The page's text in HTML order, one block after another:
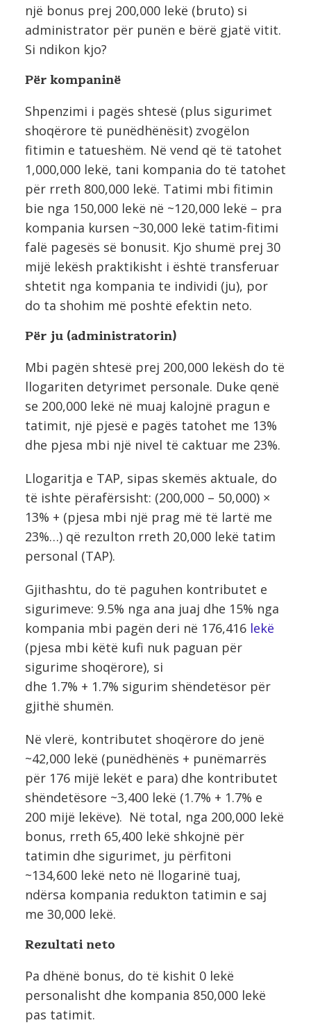
një bonus prej 200,000 lekë (bruto) si
administrator për punën e bërë gjatë vitit.
Si ndikon kjo?
Për kompaninë
Shpenzimi i pagës shtesë (plus sigurimet
shoqërore të punëdhënësit) zvogëlon
fitimin e tatueshëm. Në vend që të tatohet
1,000,000 lekë, tani kompania do të tatohet
për rreth 800,000 lekë. Tatimi mbi fitimin
bie nga 150,000 lekë në ~120,000 lekë – pra
kompania kursen ~30,000 lekë tatim-fitimi
falë pagesës së bonusit. Kjo shumë prej 30
mijë lekësh praktikisht i është transferuar
shtetit nga kompania te individi (ju), por
do ta shohim më poshtë efektin neto.
Për ju (administratorin)
Mbi pagën shtesë prej 200,000 lekësh do të
llogariten detyrimet personale. Duke qenë
se 200,000 lekë në muaj kalojnë pragun e
tatimit, një pjesë e pagës tatohet me 13%
dhe pjesa mbi një nivel të caktuar me 23%.
Llogaritja e TAP, sipas skemës aktuale, do
të ishte përafërsisht: (200,000 – 50,000) ×
13% + (pjesa mbi një prag më të lartë me
23%…) që rezulton rreth 20,000 lekë tatim
personal (TAP).
Gjithashtu, do të paguhen kontributet e
sigurimeve: 9.5% nga ana juaj dhe 15% nga
kompania mbi pagën deri në 176,416 lekë
(pjesa mbi këtë kufi nuk paguan për
sigurime shoqërore), si
dhe 1.7% + 1.7% sigurim shëndetësor për
gjithë shumën.
Në vlerë, kontributet shoqërore do jenë
~42,000 lekë (punëdhënës + punëmarrës
për 176 mijë lekët e para) dhe kontributet
shëndetësore ~3,400 lekë (1.7% + 1.7% e
200 mijë lekëve). Në total, nga 200,000 lekë
bonus, rreth 65,400 lekë shkojnë për
tatimin dhe sigurimet, ju përfitoni
~134,600 lekë neto në llogarinë tuaj,
ndërsa kompania redukton tatimin e saj
me 30,000 lekë.
Rezultati neto
Pa dhënë bonus, do të kishit 0 lekë
personalisht dhe kompania 850,000 lekë
pas tatimit.